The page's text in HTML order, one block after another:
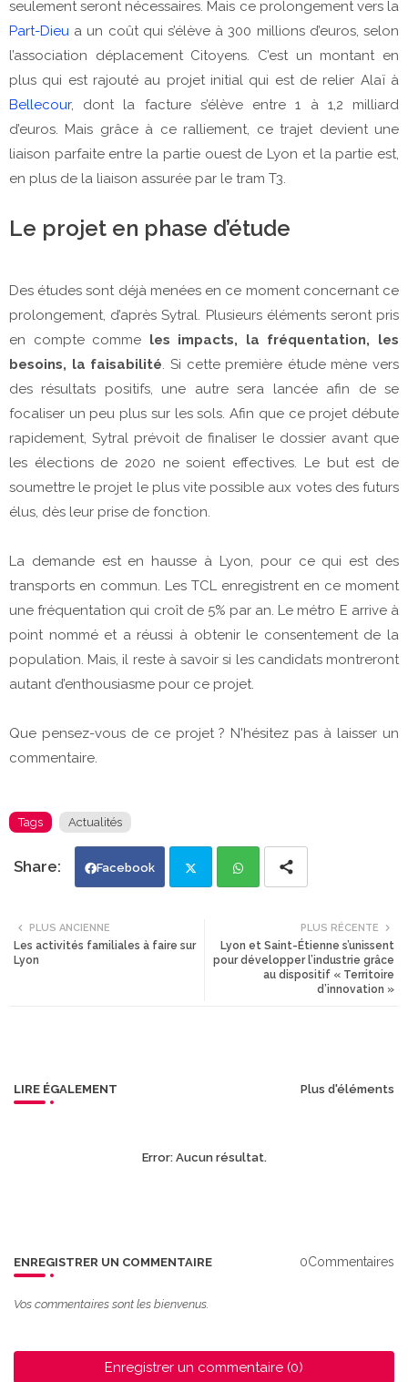
seulement seront nécessaires. Mais ce prolongement vers la
Part-Dieu a un coût qui s’élève à 300 millions d’euros, selon
l’association déplacement Citoyens. C’est un montant en
plus qui est rajouté au projet initial qui est de relier Alaï à
Bellecour, dont la facture s’élève entre 1 à 1,2 milliard
d’euros. Mais grâce à ce ralliement, ce trajet devient une
liaison parfaite entre la partie ouest de Lyon et la partie est,
en plus de la liaison assurée par le tram T3.
Le projet en phase d’étude
Des études sont déjà menées en ce moment concernant ce
prolongement, d’après Sytral. Plusieurs éléments seront pris
en compte comme les impacts, la fréquentation, les
besoins, la faisabilité . Si cette première étude mène vers
des résultats positifs, une autre sera lancée afin de se
focaliser un peu plus sur les sols. Afin que ce projet débute
rapidement, Sytral prévoit de finaliser le dossier avant que
les élections de 2020 ne soient effectives. Le but est de
soumettre le projet le plus vite possible aux votes des futurs
élus, dès leur prise de fonction.
La demande est en hausse à Lyon, pour ce qui est des
transports en commun. Les TCL enregistrent en ce moment
une fréquentation qui croît de 5% par an. Le métro E arrive à
point nommé et a réussi à obtenir le consentement de la
population. Mais, il reste à savoir si les candidats montreront
autant d’enthousiasme pour ce projet.
Que pensez-vous de ce projet ? N'hésitez pas à laisser un
commentaire.
Tags Actualités
Facebook
tte ats
PLUS RÉCENTE
Lyon et Saint-Étienne s’unissent
pour développer l’industrie grâce
au dispositif « Territoire
d’innovation »
PLUS ANCIENNE
Les activités familiales à faire sur
Lyon
LIRE ÉGALEMENT Plus d'éléments
Error:Aucun résultat.
ENREGISTRER UN COMMENTAIRE 0Commentaires
Vos commentaires sont les bienvenus.
Enregistrer un commentaire (0)